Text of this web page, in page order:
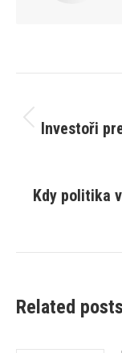
Investoři
Kdy politika
Related posts